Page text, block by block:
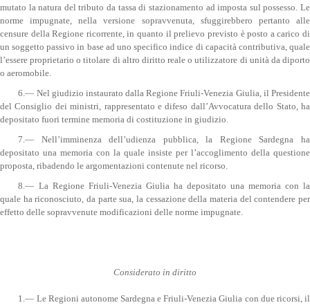
mutato la natura del tributo da tassa di stazionamento ad imposta sul possesso. Le
norme impugnate, nella versione sopravvenuta, sfuggirebbero pertanto alle
censure della Regione ricorrente, in quanto il prelievo previsto è posto a carico di
un soggetto passivo in base ad uno specifico indice di capacità contributiva, quale
l’essere proprietario o titolare di altro diritto reale o utilizzatore di unità da diporto
o aeromobile.
6.— Nel giudizio instaurato dalla Regione Friuli-Venezia Giulia, il Presidente
del Consiglio dei ministri, rappresentato e difeso dall’Avvocatura dello Stato, ha
depositato fuori termine memoria di costituzione in giudizio.
7.— Nell’imminenza dell’udienza pubblica, la Regione Sardegna ha
depositato una memoria con la quale insiste per l’accoglimento della questione
proposta, ribadendo le argomentazioni contenute nel ricorso.
8.— La Regione Friuli-Venezia Giulia ha depositato una memoria con la
quale ha riconosciuto, da parte sua, la cessazione della materia del contendere per
effetto delle sopravvenute modificazioni delle norme impugnate.
Considerato in diritto
1.— Le Regioni autonome Sardegna e Friuli-Venezia Giulia con due ricorsi, il